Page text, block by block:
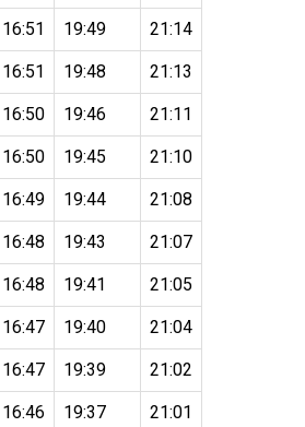
16:51 19:49 21:14
16:51 19:48 21:13
16:50 19:46 21:11
16:50 19:45 21:10
16:49 19:44 21:08
16:48 19:43 21:07
16:48 19:41 21:05
16:47 19:40 21:04
16:47 19:39 21:02
16:46 19:37 21:01